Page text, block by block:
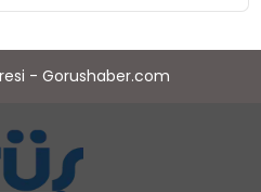
- Gorushaber.com